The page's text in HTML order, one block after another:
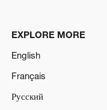
EXPLORE MORE
English
Français
Русский